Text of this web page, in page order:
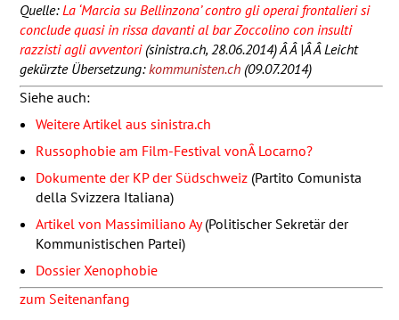
Quelle:La ‘Marcia su Bellinzona’ contro gli operai frontalieri si
conclude quasi in rissa davanti al bar Zoccolino con insulti
razzisti agli avventori(sinistra.ch, 28.06.2014) Â Â |Â Â Leicht
gekürzte Übersetzung:kommunisten.ch(09.07.2014)
Siehe auch:
Weitere Artikel aus sinistra.ch
Russophobie am Film-Festival vonÂ Locarno?
Dokumente der KP der Südschweiz(Partito Comunista
della Svizzera Italiana)
Artikel von Massimiliano Ay(Politischer Sekretär der
Kommunistischen Partei)
Dossier Xenophobie
zum Seitenanfang